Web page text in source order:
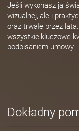
Jeśli wykonasz ją
wizualnej, ale i
oraz trwałe przez
wszystkie kluczowe
podpisaniem umowy.
Dokładny